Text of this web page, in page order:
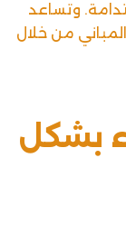
وتساعد
من خلال
بشكل